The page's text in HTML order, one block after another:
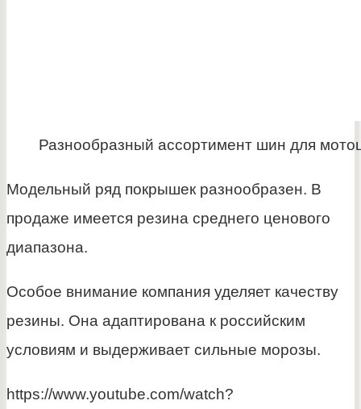
Разнообразный ассортимент шин для
Модельный ряд покрышек разнообразен. В
продаже имеется резина среднего ценового
диапазона.
Особое внимание компания уделяет качеству
резины. Она адаптирована к российским
условиям и выдерживает сильные морозы.
https://www.youtube.com/watch?